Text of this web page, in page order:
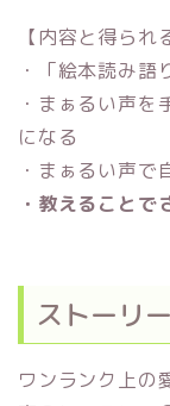
【内容と得られ
・「絵本読み語
・まぁるい声を
になる
・まぁるい声で
・教えることで
ストーリ
ワンランク上の